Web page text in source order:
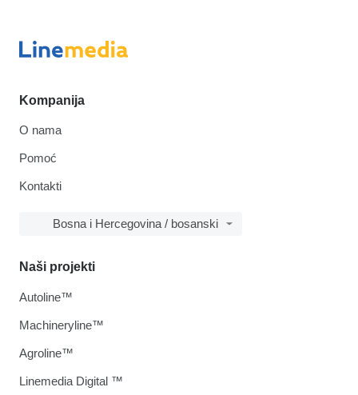
Kompanija
O nama
Pomoć
Kontakti
Bosna i Hercegovina / bosanski
Naši projekti
Autoline™
Machineryline™
Agroline™
Linemedia Digital ™